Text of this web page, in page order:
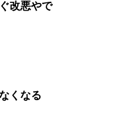
改悪やで
くなる